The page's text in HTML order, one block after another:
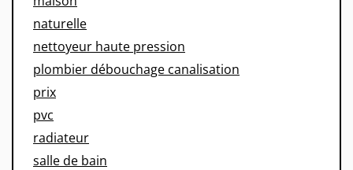
naturelle
nettoyeur haute pression
plombier débouchage canalisation
prix
pvc
radiateur
salle de bain